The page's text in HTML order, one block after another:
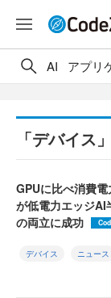
AI アプリ
「デバイス
GPUに比べ消費
が低電力エッジAI
の両立に成功
デバイス ニュース